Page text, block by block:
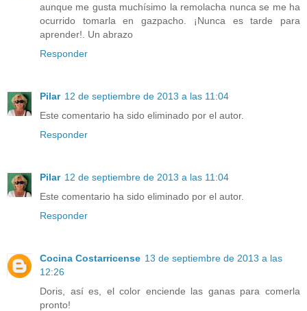
aunque me gusta muchísimo la remolacha nunca se me ha
ocurrido tomarla en gazpacho. ¡Nunca es tarde para
aprender!. Un abrazo
Responder
Pilar 12 de septiembre de 2013 a las 11:04
Este comentario ha sido eliminado por el autor.
Responder
Pilar 12 de septiembre de 2013 a las 11:04
Este comentario ha sido eliminado por el autor.
Responder
Cocina Costarricense 13 de septiembre de 2013 a las
12:26
Doris, así es, el color enciende las ganas para comerla
pronto!